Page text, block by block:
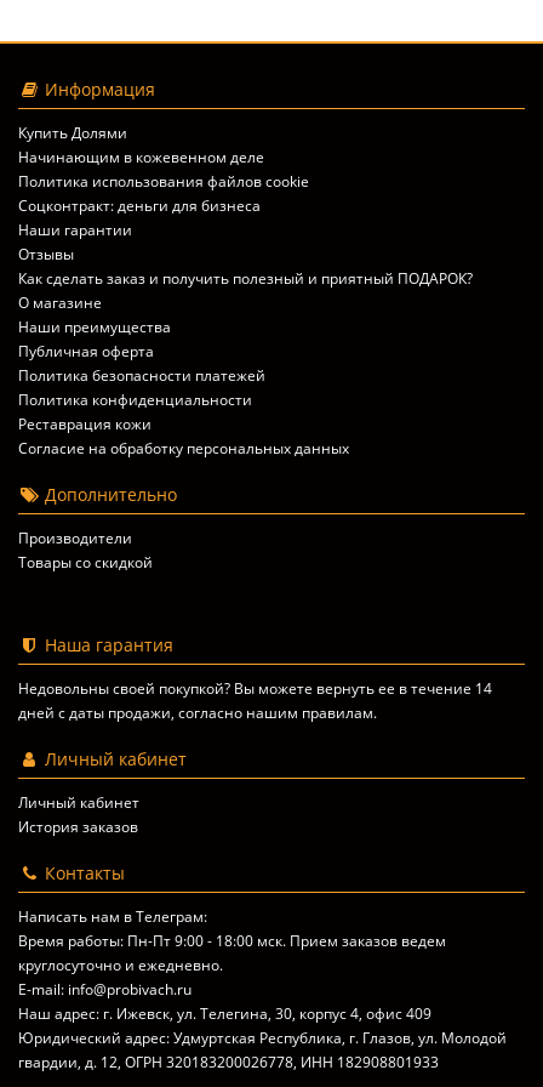
Информация
Купить Долями
Начинающим в кожевенном деле
Политика использования файлов cookie
Соцконтракт: деньги для бизнеса
Наши гарантии
Отзывы
Как сделать заказ и получить полезный и приятный ПОДАРОК?
О магазине
Наши преимущества
Публичная оферта
Политика безопасности платежей
Политика конфиденциальности
Реставрация кожи
Согласие на обработку персональных данных
Дополнительно
Производители
Товары со скидкой
Наша гарантия
Недовольны своей покупкой? Вы можете вернуть ее в течение 14
дней с даты продажи, согласно нашим правилам.
Личный кабинет
Личный кабинет
История заказов
Контакты
Написать нам в Телеграм:
Время работы: Пн-Пт 9:00 - 18:00 мск. Прием заказов ведем
круглосуточно и ежедневно.
E-mail: info@probivach.ru
Наш адрес: г. Ижевск, ул. Телегина, 30, корпус 4, офис 409
Юридический адрес: Удмуртская Республика, г. Глазов, ул. Молодой
гвардии, д. 12, ОГРН 320183200026778, ИНН 182908801933